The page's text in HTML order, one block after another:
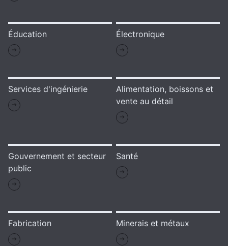
Éducation Électronique
Services d'ingénierie
Alimentation, boissons et
vente au détail
Gouvernement et secteur
public
Santé
Fabrication Minerais et métaux